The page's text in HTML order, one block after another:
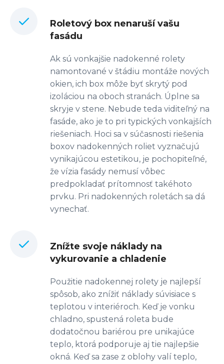
Roletový box nenaruší vašu
fasádu
Ak sú vonkajšie nadokenné rolety
namontované v štádiu montáže nových
okien, ich box môže byť skrytý pod
izoláciou na oboch stranách. Úplne sa
skryje v stene. Nebude teda viditeľný na
fasáde, ako je to pri typických vonkajších
riešeniach. Hoci sa v súčasnosti riešenia
boxov nadokenných roliet vyznačujú
vynikajúcou estetikou, je pochopiteľné,
že vízia fasády nemusí vôbec
predpokladať prítomnosť takéhoto
prvku. Pri nadokenných roletách sa dá
vynechať.
Znížte svoje náklady na
vykurovanie a chladenie
Použitie nadokennej rolety je najlepší
spôsob, ako znížiť náklady súvisiace s
teplotou v interiéroch. Keď je vonku
chladno, spustená roleta bude
dodatočnou bariérou pre unikajúce
teplo, ktorá podporuje aj tie najlepšie
okná. Keď sa zase z oblohy valí teplo,